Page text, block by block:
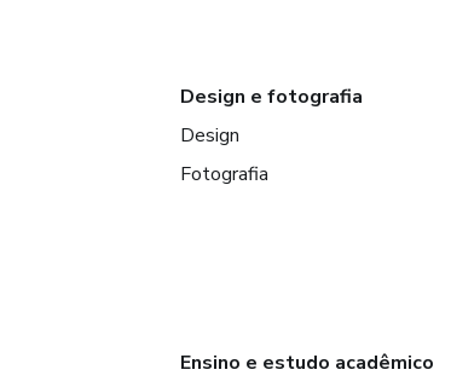
Design e fotografia
Design
Fotografia
Ensino e estudo acadêmico